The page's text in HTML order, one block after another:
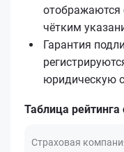
отображаются
чётким
Гарантия
юридическую
Таблица
Страховая